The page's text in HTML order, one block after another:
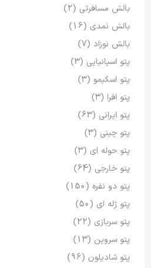
بالش مسافرتی (2)
بالش نمدی (16)
بالش نوزاد (7)
پتو اسپانیایی (3)
پتو اسکیمو (3)
پتو افرا (3)
پتو ایرانی (63)
پتو چینی (3)
پتو حوله ای (3)
پتو خارجی (64)
پتو دو نفره (150)
پتو ژله ای (50)
پتو سربازی (22)
پتو سروین (13)
پتو شادیلون (96)